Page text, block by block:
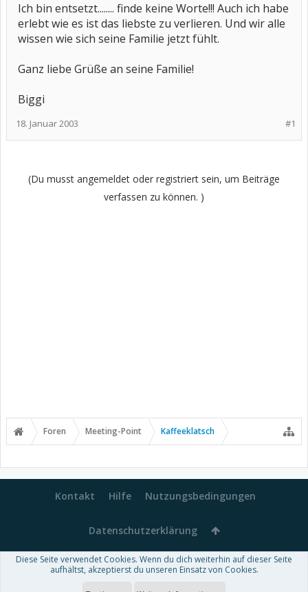
Ich bin entsetzt........ finde keine Worte!!! Auch ich habe
erlebt wie es ist das liebste zu verlieren. Und wir alle
wissen wie sich seine Familie jetzt fühlt.
Ganz liebe Grüße an seine Familie!
Biggi
#1
18. Januar 2003
(Du musst angemeldet oder registriert sein, um Beiträge
verfassen zu können. )
Foren Meeting-Point Kaffeeklatsch
Kontakt Hilfe Nutzungsbedingungen
Datenschutzerklärung
Forum software by XenForo™-Deutsch von xenDach
Diese Seite verwendet Cookies. Wenn du dich weiterhin auf dieser Seite
aufhältst, akzeptierst du unseren Einsatz von Cookies.